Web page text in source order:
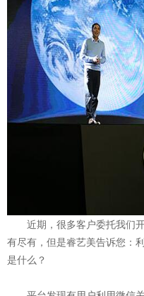
近期，很多客户委托我们开
有尽有，但是睿艺美告诉您：
是什么？